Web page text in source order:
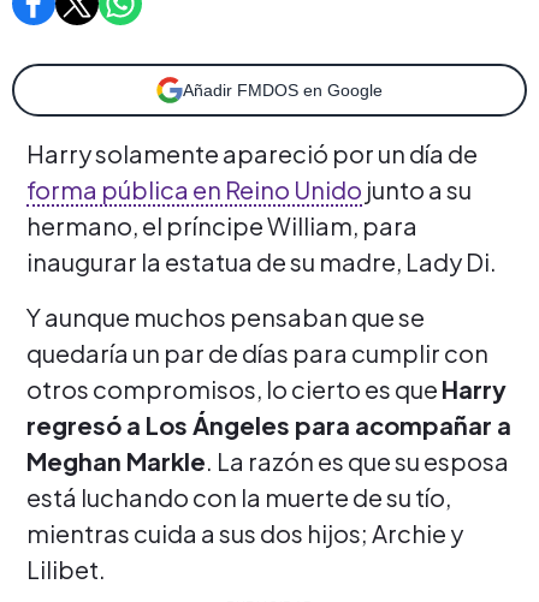
Añadir FMDOS en Google
Harry solamente apareció por un día de
forma pública en Reino Unido junto a su
hermano, el príncipe William, para
inaugurar la estatua de su madre, Lady Di.
Y aunque muchos pensaban que se
quedaría un par de días para cumplir con
otros compromisos, lo cierto es que Harry
regresó a Los Ángeles para acompañar a
Meghan Markle. La razón es que su esposa
está luchando con la muerte de su tío,
mientras cuida a sus dos hijos; Archie y
Lilibet.